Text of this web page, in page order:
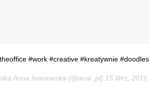
#work #creative #kreatywnie #doodles
Anna Iwanowska (@anai_pl) 15 Wrz, 2016